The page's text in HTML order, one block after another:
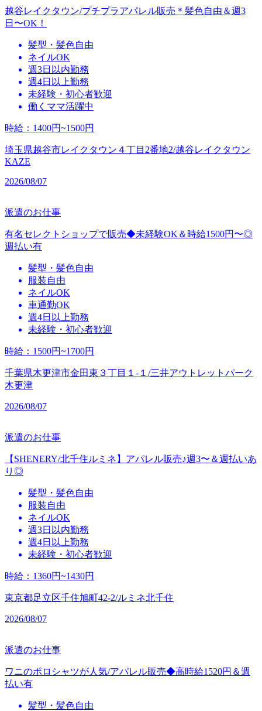
越谷レイクタウン/プチプラアパレル販売＊髪色自由＆週3
日〜OK！
髪型・髪色自由
ネイルOK
週3日以内勤務
週4日以上勤務
未経験・初心者歓迎
働くママ活躍中
時給 ： 1400円~1500円
埼玉県越谷市レイクタウン４丁目2番地2/越谷レイクタウン
KAZE
2026/08/07
派遣のお仕事
有名セレクトショップで販売◆未経験OK＆時給1500円〜◎
週払い有
髪型・髪色自由
服装自由
ネイルOK
車通勤OK
週4日以上勤務
未経験・初心者歓迎
時給 ： 1500円~1700円
千葉県木更津市金田東３丁目１‐１/三井アウトレットパーク
木更津
2026/08/07
派遣のお仕事
【SHENERY/北千住ルミネ】アパレル販売♪週3〜＆週払いあ
り◎
髪型・髪色自由
服装自由
ネイルOK
週3日以内勤務
週4日以上勤務
未経験・初心者歓迎
時給 ： 1360円~1430円
東京都足立区千住旭町42-2/ルミネ北千住
2026/08/07
派遣のお仕事
ワニのポロシャツが人気/アパレル販売◆高時給1520円＆週
払い有
髪型・髪色自由